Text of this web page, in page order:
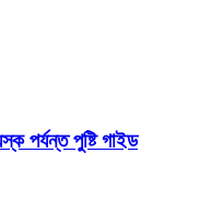
পর্যন্ত পুষ্টি গাইড